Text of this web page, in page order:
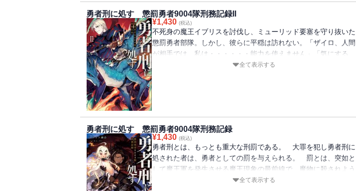
に激怒するザイロたちの前に、元聖騎士団長で懲罰勇者に堕ちた
パトーシェが現れる。 そんな絶望的な状況のなか、異形に追わ
れる王子と王女を助けたことが思いがけず戦況を動かしてい
く。 書籍版オリジナル展開で贈る、極寒の王都奪還作戦の行方
は──！
勇者刑に処す 懲罰勇者9004隊刑務記録II
¥1,430 (税込)
不死身の魔王イブリスを討伐し、ミューリッド要塞を守り抜いた
懲罰勇者部隊。しかし、彼らに平穏は訪れない。「ザイロ、人間
が相手では、私は・・・・・・能力を使えません」「気にする
な、雑魚が群れたところで大したことねぇ」 なぜか《剣の女
陰謀の渦に巻き込まれていく――。
全て表示する
勇者刑に処す 懲罰勇者9004隊刑務記録
¥1,430 (税込)
勇者刑とは、もっとも重大な刑罰である。 大罪を犯し勇者刑に
処された者は、勇者としての罰を与えられる。 罰とは、突如と
して魔王軍を発生させる魔王現象の最前線で、魔物に殺されよう
とも蘇生され戦い続けなければならないというもの。 数百年戦
全て表示する